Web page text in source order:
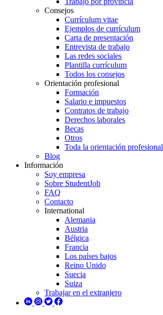
Consejos
Currículum vitae
Ejemplos de currículum
Carta de presentación
Entrevista de trabajo
Las redes sociales
Plantilla currículum
Todos los consejos
Orientación profesional
Formación
Salario e impuestos
Contratos de trabajo
Derechos laborales
Becas
Otros
Toda la orientación profesional
Blog
Información
Soy empresa
Sobre StudentJob
FAQ
Contacto
International
Alemania
Austria
Bélgica
Francia
Los países bajos
Reino Unido
Suecia
Suiza
Trabajar en el extranjero